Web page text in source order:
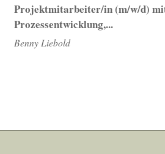
Projektmitarbeiter/in (m/w/d)
Prozessentwicklung,...
Benny Liebold